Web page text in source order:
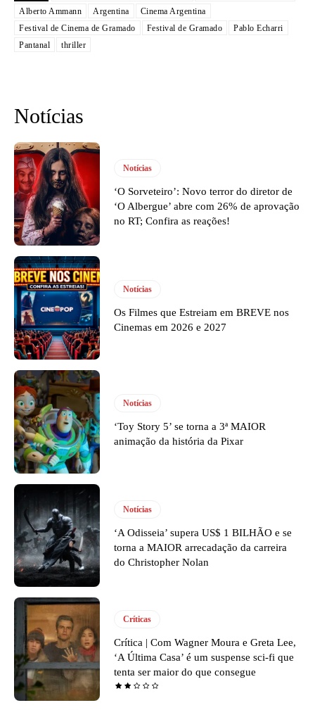
Alberto Ammann
Argentina
Cinema Argentina
Festival de Cinema de Gramado
Festival de Gramado
Pablo Echarri
Pantanal
thriller
Notícias
Notícias
‘O Sorveteiro’: Novo terror do diretor de
‘O Albergue’ abre com 26% de aprovação
no RT; Confira as reações!
Notícias
Os Filmes que Estreiam em BREVE nos
Cinemas em 2026 e 2027
Notícias
‘Toy Story 5’ se torna a 3ª MAIOR
animação da história da Pixar
Notícias
‘A Odisseia’ supera US$ 1 BILHÃO e se
torna a MAIOR arrecadação da carreira
do Christopher Nolan
Críticas
Crítica | Com Wagner Moura e Greta Lee,
‘A Última Casa’ é um suspense sci-fi que
tenta ser maior do que consegue